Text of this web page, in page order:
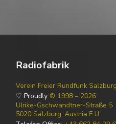
Radiofabrik
Verein Freier Rundfunk Salzburg
♡ Proudly © 1998 – 2026
Ulrike-Gschwandtner-Straße 5
5020 Salzburg, Austria E.U.